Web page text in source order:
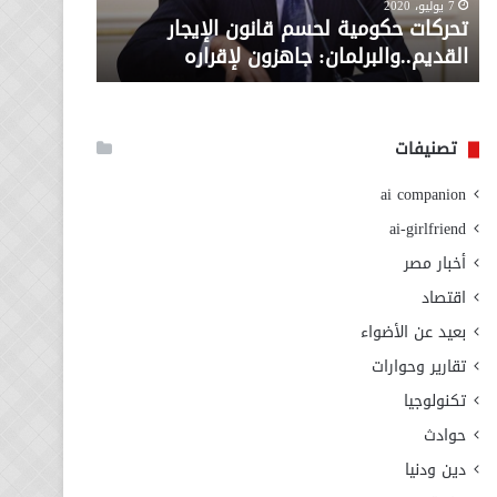
لإقراره
7 يوليو، 2020
تحركات حكومية لحسم قانون الإيجار
القديم..والبرلمان: جاهزون لإقراره
من
وزارة
الاجتماعي
تصنيفات
ai companion
ai-girlfriend
أخبار مصر
اقتصاد
بعيد عن الأضواء
تقارير وحوارات
تكنولوجيا
حوادث
دين ودنيا